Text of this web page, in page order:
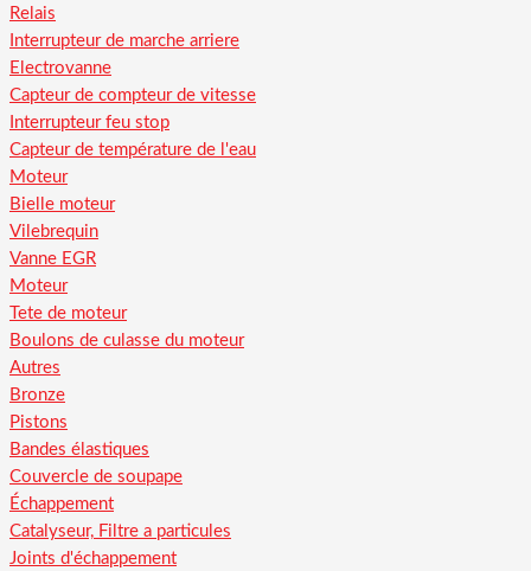
Relais
Interrupteur de marche arriere
Electrovanne
Capteur de compteur de vitesse
Interrupteur feu stop
Capteur de température de l'eau
Moteur
Bielle moteur
Vilebrequin
Vanne EGR
Moteur
Tete de moteur
Boulons de culasse du moteur
Autres
Bronze
Pistons
Bandes élastiques
Couvercle de soupape
Échappement
Catalyseur, Filtre a particules
Joints d'échappement